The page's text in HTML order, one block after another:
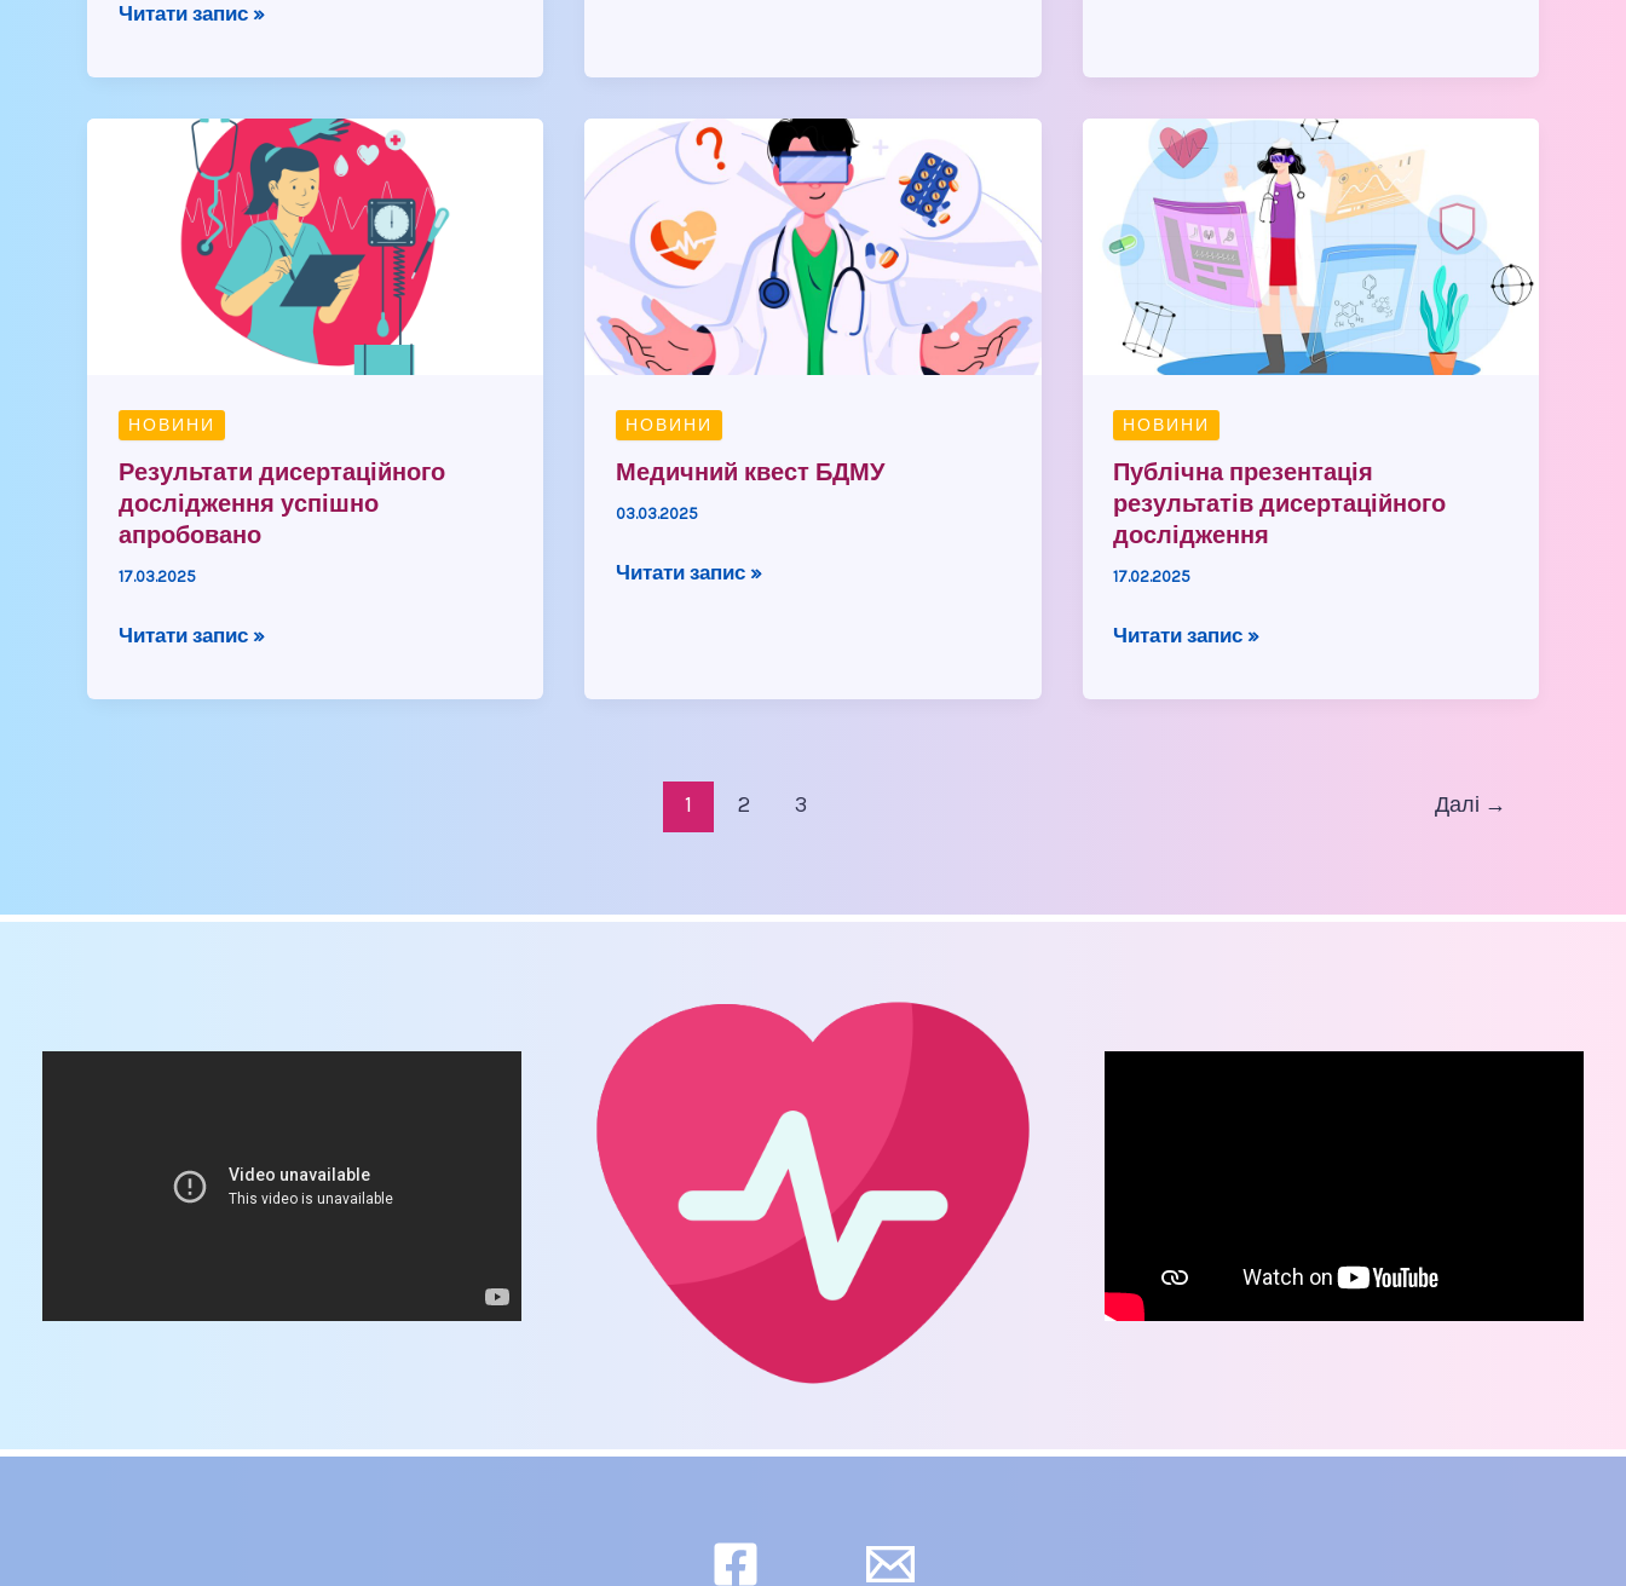
Читати запис »
НОВИНИ
Результати дисертаційного
дослідження успішно
апробовано
17.03.2025
Результати
дисертаційного
дослідження
успішно
апробовано
Читати запис »
НОВИНИ
Медичний квест БДМУ
03.03.2025
Медичний
квест
БДМУ
Читати запис »
НОВИНИ
Публічна презентація
результатів дисертаційного
дослідження
17.02.2025
Публічна
презентація
результатів
дисертаційного
дослідження
Читати запис »
1 2 3 Далі →